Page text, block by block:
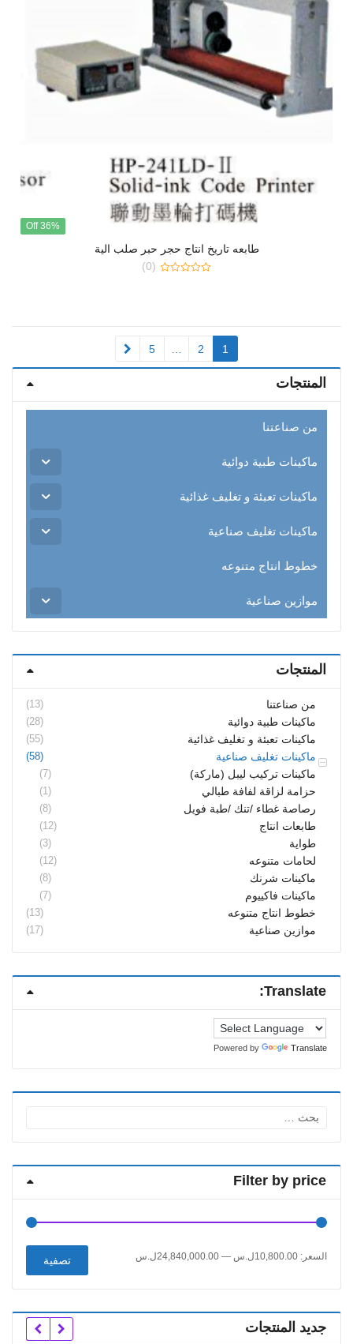
36% Off
طابعه تاريخ انتاج حجر حبر صلب الية
(0)
1
2
5
المنتجات
من صناعتنا
ماكينات طبية دوائية
ماكينات تعبئة و تغليف غذائية
ماكينات تغليف صناعية
خطوط انتاج متنوعه
موازين صناعية
المنتجات
من صناعتنا (13)
ماكينات طبية دوائية (28)
ماكينات تعبئة و تغليف غذائية (55)
ماكينات تغليف صناعية (58)
ماكينات تركيب ليبل (ماركة) (7)
حزامة لزاقة لفافة طبالي (1)
رصاصة غطاء /تنك /طبة فويل (8)
طابعات انتاج (12)
طواية (3)
لحامات متنوعه (12)
ماكينات شرنك (8)
ماكينات فاكييوم (7)
خطوط انتاج متنوعه (13)
موازين صناعية (17)
Translate:
Powered by Translate
البحث
Filter by price
أدنى
أعلى تصفية السعر: 10,800.00ل.س — 24,840,000.00ل.س
جديد المنتجات